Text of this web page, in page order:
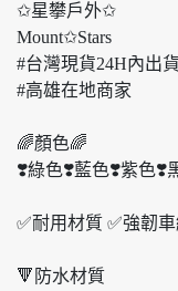
✩星攀戶外✩
Mount✩Stars
#台灣現貨24H內出
#高雄在地商家
🌈顏色🌈
❣️綠色❣️藍色❣️紫色❣️
✅耐用材質 ✅強韌
🔻防水材質